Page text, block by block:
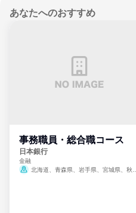
あなたへのおすすめ
事務職員・総合職コース
日本銀行
金融
北海道、青森県、岩手県、宮城県、秋田